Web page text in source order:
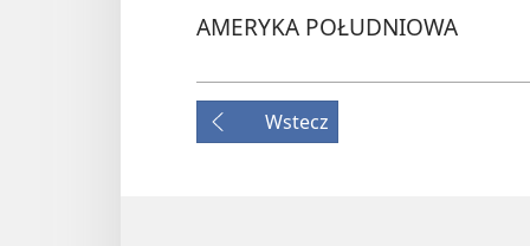
AMERYKA POŁUDNIOWA
Wstecz